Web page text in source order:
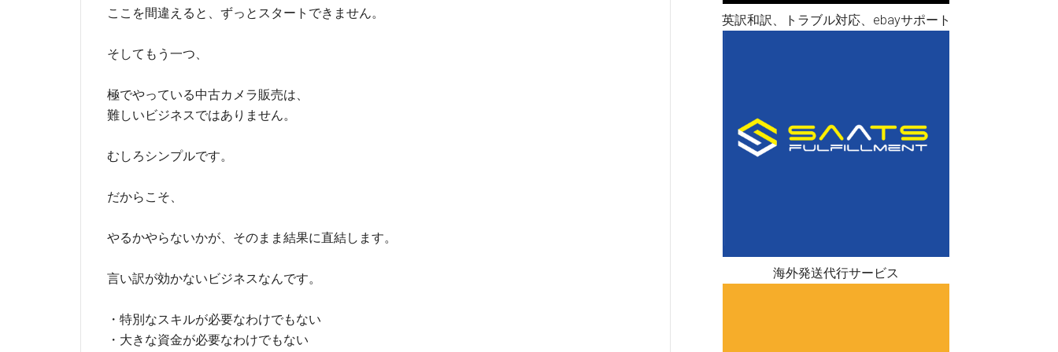
ここを間違えると、ずっとスタートできません。
そしてもう一つ、
極でやっている中古カメラ販売は、
難しいビジネスではありません。
むしろシンプルです。
だからこそ、
やるかやらないかが、そのまま結果に直結します。
言い訳が効かないビジネスなんです。
・特別なスキルが必要なわけでもない
・大きな資金が必要なわけでもない
英訳和訳、トラブル対応、ebayサポート
海外発送代行サービス